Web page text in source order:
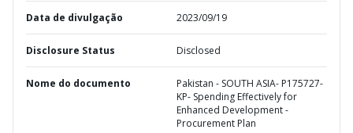
Data de divulgação 2023/09/19
Disclosure Status Disclosed
Nome do documento
Pakistan - SOUTH ASIA- P175727-
KP- Spending Effectively for
Enhanced Development -
Procurement Plan